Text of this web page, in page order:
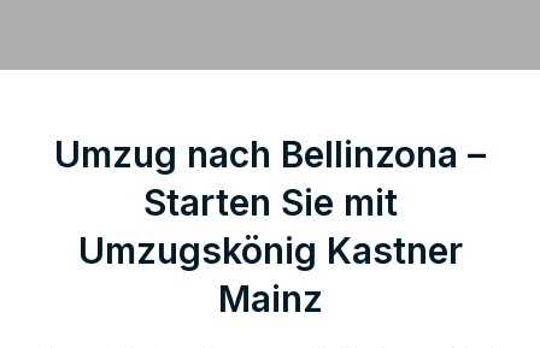
Umzug nach Bellinzona –
Starten Sie mit
Umzugskönig Kastner
Mainz